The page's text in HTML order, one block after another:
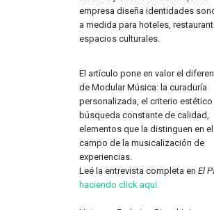
empresa diseña identidades
a medida para hoteles,
espacios culturales.
El artículo pone en valor el
de Modular Música: la curaduría
personalizada, el criterio estético
búsqueda constante de calidad,
elementos que la distinguen en el
campo de la musicalización de
experiencias.
Leé la entrevista completa en El
haciendo click aquí.